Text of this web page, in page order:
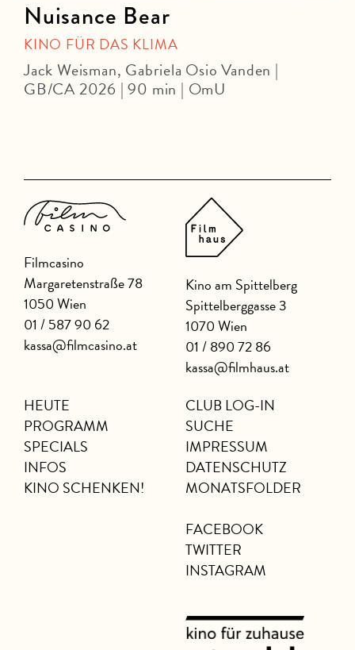
Nuisance Bear
KINO FÜR DAS KLIMA
Jack Weisman, Gabriela Osio Vanden |
GB/CA 2026 | 90 min | OmU
Filmcasino
Margaretenstraße 78
1050 Wien
01 / 587 90 62
kassa@filmcasino.at
Kino am Spittelberg
Spittelberggasse 3
1070 Wien
01 / 890 72 86
kassa@filmhaus.at
HEUTE
PROGRAMM
SPECIALS
INFOS
KINO SCHENKEN!
CLUB LOG-IN
SUCHE
IMPRESSUM
DATENSCHUTZ
MONATSFOLDER
FACEBOOK
TWITTER
INSTAGRAM